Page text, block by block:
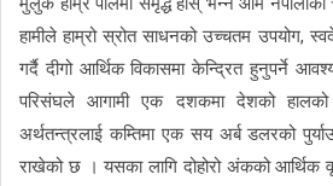
हामीले हाम्रो स्रोत साधनको उच्चतम उपयोग,
गर्दै दीगो आर्थिक विकासमा केन्द्रित हुनुपर्ने
परिसंघले आगामी एक दशकमा देशको
अर्थतन्त्रलाई कम्तिमा एक सय अर्ब डलरको
राखेको छ । यसका लागि दोहोरो अंकको आर्थिक